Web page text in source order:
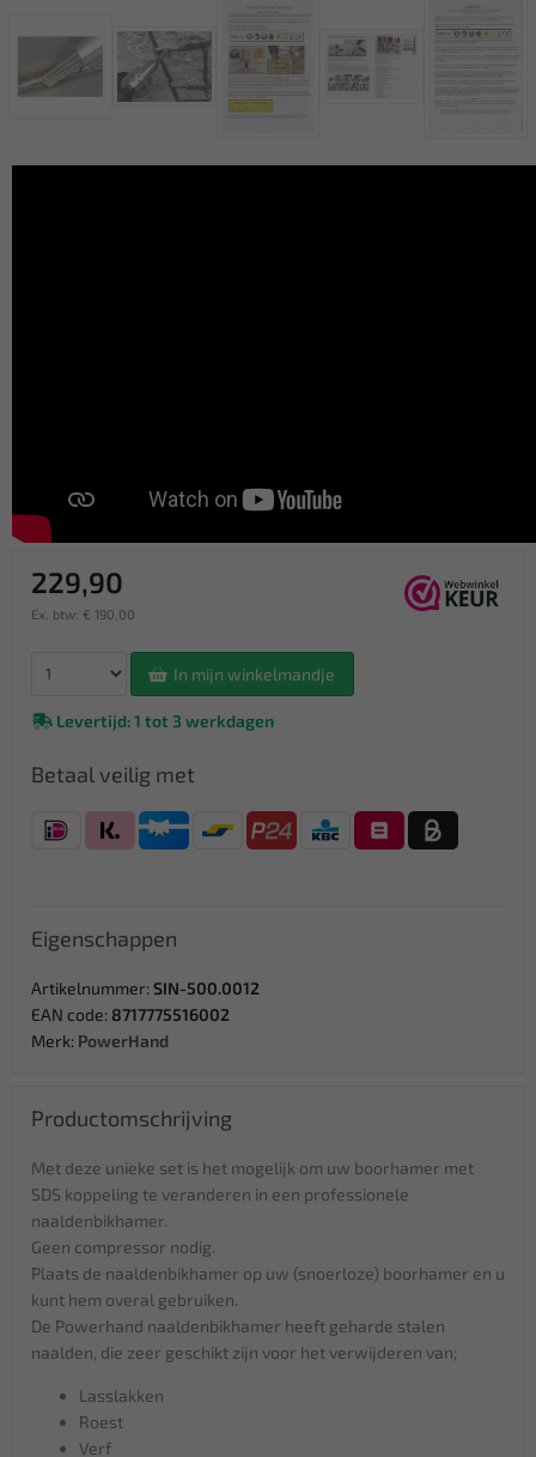
229,90
Ex. btw: € 190,00
In mijn winkelmandje
Levertijd: 1 tot 3 werkdagen
Betaal veilig met
Eigenschappen
Artikelnummer: SIN-500.0012
EAN code: 8717775516002
Merk: PowerHand
Productomschrijving
Met deze unieke set is het mogelijk om uw boorhamer met
SDS koppeling te veranderen in een professionele
naaldenbikhamer.
Geen compressor nodig.
Plaats de naaldenbikhamer op uw (snoerloze) boorhamer en u
kunt hem overal gebruiken.
De Powerhand naaldenbikhamer heeft geharde stalen
naalden, die zeer geschikt zijn voor het verwijderen van;
Lasslakken
Roest
Verf